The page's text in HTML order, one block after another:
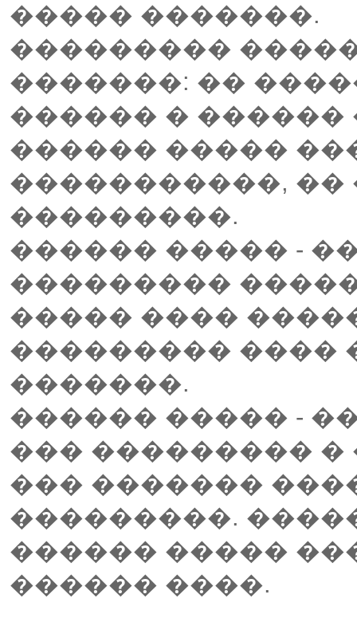
����� �������.
���������
�������: ��
������ � ������
������ �����
�����������, ��
���������.
������ ����� -
���������
����� ����
��������� ����
�������.
������ ����� -
��� ���������
��� �������
���������.
������ �����
������ ����.